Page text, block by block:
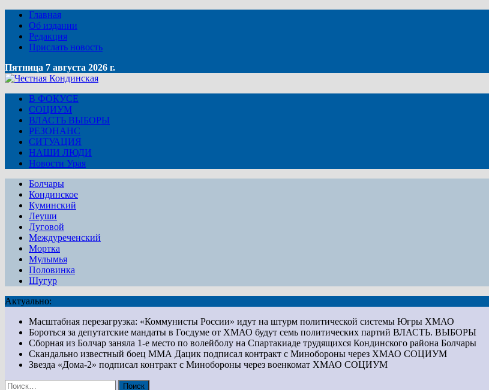
Главная
Об издании
Редакция
Прислать новость
Пятница 7 августа 2026 г.
В ФОКУСЕ
СОЦИУМ
ВЛАСТЬ ВЫБОРЫ
РЕЗОНАНС
СИТУАЦИЯ
НАШИ ЛЮДИ
Новости Урая
Болчары
Кондинское
Куминский
Леуши
Луговой
Междуреченский
Мортка
Мулымья
Половинка
Шугур
Актуально:
Масштабная перезагрузка: «Коммунисты России» идут на штурм политической системы Югры ХМАО
Бороться за депутатские мандаты в Госдуме от ХМАО будут семь политических партий ВЛАСТЬ. ВЫБОРЫ
Сборная из Болчар заняла 1-е место по волейболу на Спартакиаде трудящихся Кондинского района Болчары
Скандально известный боец ММА Дацик подписал контракт с Минобороны через ХМАО СОЦИУМ
Звезда «Дома-2» подписал контракт с Минобороны через военкомат ХМАО СОЦИУМ
Найти: